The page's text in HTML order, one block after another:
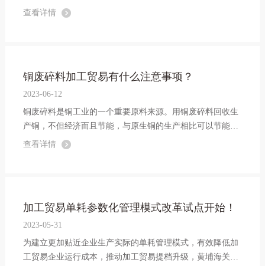
们一起了解一下吧！
查看详情
铜废碎料加工贸易有什么注意事项？
2023-06-12
铜废碎料是铜工业的一个重要原料来源。用铜废碎料回收生
产铜，不但经济而且节能，与原生铜的生产相比可以节能80-
90％。今天小编带您了解铜废碎料加工贸易监管的有关要
查看详情
加工贸易单耗参数化管理模式改革试点开始！
2023-05-31
为建立更加贴近企业生产实际的单耗管理模式，有效降低加
工贸易企业运行成本，推动加工贸易提档升级，黄埔海关自